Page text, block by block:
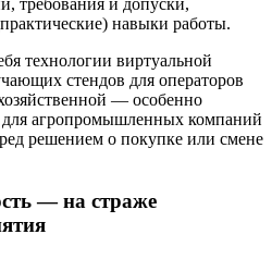
требования и допуски,
навыки работы.
технологии виртуальной
стендов для операторов
— особенно
для агропромышленных компаний
решением о покупке или смене
— на страже